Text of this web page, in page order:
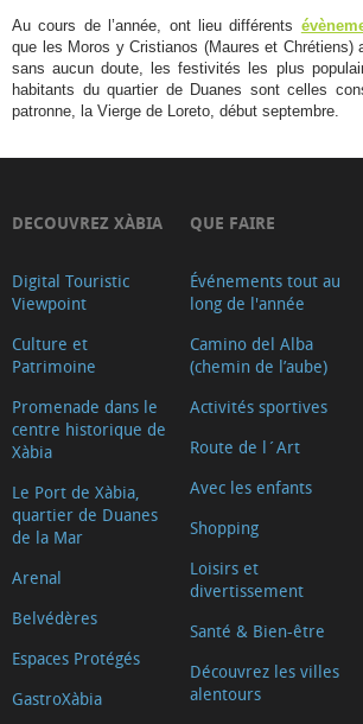
Tours
Virtuelles
Images
Au cours de l’année, ont lieu différents
que les Moros y Cristianos (Maures et Chrétiens)
sans aucun doute, les festivités les plus
habitants du quartier de Duanes sont celles
patronne, la Vierge de Loreto, début septembre.
DECOUVREZ XÀBIA
Digital Touristic
Viewpoint
Culture et
Patrimoine
Promenade dans le
centre historique de
Xàbia
Le Port de Xàbia,
quartier de Duanes
de la Mar
Arenal
Belvédères
Espaces Protégés
GastroXàbia
QUE FAIRE
Événements tout au
long de l'année
Camino del Alba
(chemin de l’aube)
Activités sportives
Route de l´Art
Avec les enfants
Shopping
Loisirs et
divertissement
Santé & Bien-être
Découvrez les villes
alentours